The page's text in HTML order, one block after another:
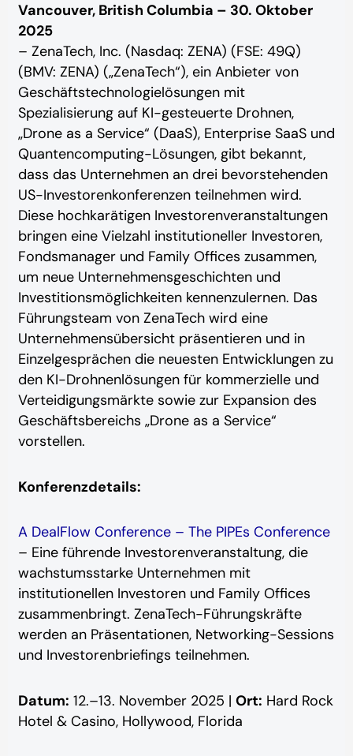
Vancouver, British Columbia – 30. Oktober
2025
– ZenaTech, Inc. (Nasdaq: ZENA) (FSE: 49Q)
(BMV: ZENA) („ZenaTech“), ein Anbieter von
Geschäftstechnologielösungen mit
Spezialisierung auf KI-gesteuerte Drohnen,
„Drone as a Service“ (DaaS), Enterprise SaaS und
Quantencomputing-Lösungen, gibt bekannt,
dass das Unternehmen an drei bevorstehenden
US-Investorenkonferenzen teilnehmen wird.
Diese hochkarätigen Investorenveranstaltungen
bringen eine Vielzahl institutioneller Investoren,
Fondsmanager und Family Offices zusammen,
um neue Unternehmensgeschichten und
Investitionsmöglichkeiten kennenzulernen. Das
Führungsteam von ZenaTech wird eine
Unternehmensübersicht präsentieren und in
Einzelgesprächen die neuesten Entwicklungen zu
den KI-Drohnenlösungen für kommerzielle und
Verteidigungsmärkte sowie zur Expansion des
Geschäftsbereichs „Drone as a Service“
vorstellen.
Konferenzdetails:
A DealFlow Conference – The PIPEs Conference
– Eine führende Investorenveranstaltung, die
wachstumsstarke Unternehmen mit
institutionellen Investoren und Family Offices
zusammenbringt. ZenaTech-Führungskräfte
werden an Präsentationen, Networking-Sessions
und Investorenbriefings teilnehmen.
Datum: 12.–13. November 2025 | Ort: Hard Rock
Hotel & Casino, Hollywood, Florida